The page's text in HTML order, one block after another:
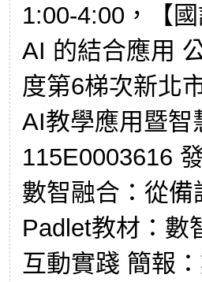
1:00-4:00，【
AI 的結合應用
度第6梯次新北
AI教學應用暨智
115E0003616
數智融合：從
Padlet教材：數
互動實踐 簡報